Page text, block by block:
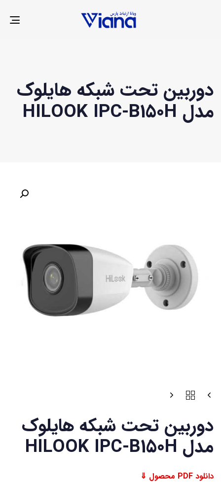
دوربین تحت شبکه هایلوک
مدل HILOOK IPC-B150H
دوربین تحت شبکه هایلوک
مدل HILOOK IPC-B150H
دانلود PDF محصول ⇓